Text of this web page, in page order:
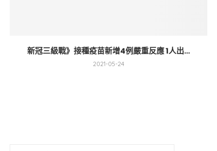
新冠三級戰》接種疫苗新增4例嚴重反應 1人出...
2021-05-24